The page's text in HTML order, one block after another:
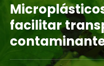
facilitar